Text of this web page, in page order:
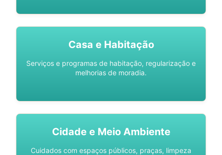
Casa e Habitação
Serviços e programas de habitação, regularização e
melhorias de moradia.
Cidade e Meio Ambiente
Cuidados com espaços públicos, praças, limpeza